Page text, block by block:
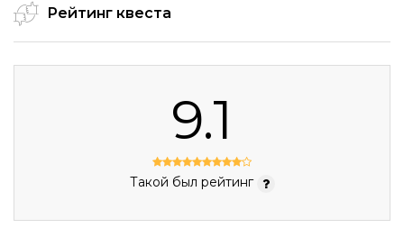
Рейтинг квеста
9.1
Такой был рейтинг